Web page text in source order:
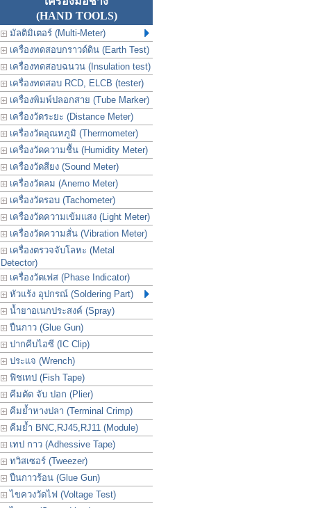
(HAND TOOLS)
มัลติมิเตอร์ (Multi-Meter)
เครื่องทดสอบกราวด์ดิน (Earth Test)
เครื่องทดสอบฉนวน (Insulation test)
เครื่องทดสอบ RCD, ELCB (tester)
เครื่องพิมพ์ปลอกสาย (Tube Marker)
เครื่องวัดระยะ (Distance Meter)
เครื่องวัดอุณหภูมิ (Thermometer)
เครื่องวัดความชื้น (Humidity Meter)
เครื่องวัดสียง (Sound Meter)
เครื่องวัดลม (Anemo Meter)
เครื่องวัดรอบ (Tachometer)
เครื่องวัดความเข้มแสง (Light Meter)
เครื่องวัดความสั่น (Vibration Meter)
เครื่องตรวจจับโลหะ (Metal
Detector)
เครื่องวัดเฟส (Phase Indicator)
หัวแร้ง อุปกรณ์ (Soldering Part)
น้ำยาอเนกประสงค์ (Spray)
ปืนกาว (Glue Gun)
ปากคีบไอซี (IC Clip)
ประเเจ (Wrench)
ฟิชเทป (Fish Tape)
คีมตัด จับ ปอก (Plier)
คีมย้ำหางปลา (Terminal Crimp)
คีมย้ำ BNC,RJ45,RJ11 (Module)
เทป กาว (Adhessive Tape)
ทวิสเซอร์ (Tweezer)
ปืนกาวร้อน (Glue Gun)
ไขควงวัดไฟ (Voltage Test)